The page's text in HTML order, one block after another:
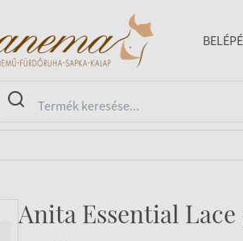
Anita Essential Lace